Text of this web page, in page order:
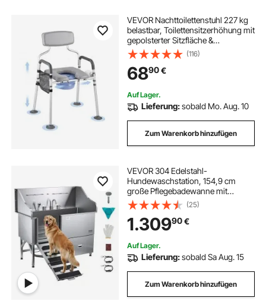
VEVOR Nachttoilettenstuhl 227 kg
belastbar, Toilettensitzerhöhung mit
gepolsterter Sitzfläche &
Rückenlehne, abnehmbarer 5 L
Eimer, Toilettenstuhl (Höhe und
Breite einstellbar) für Erwachsene
(116)
6890€
Auf Lager.
Lieferung:sobald Mo. Aug. 10
Zum Warenkorb hinzufügen
VEVOR 304 Edelstahl-
Hundewaschstation, 154,9 cm
große Pflegebadewanne mit
rutschfester, flacher Rampe,
Schublade, Warm- und
Kaltwasserhahn, All-in-One-
Badewanne für Pflegesalons, für
alle Größen geeignet (linke Tür)
(25)
1.30990€
Auf Lager.
Lieferung:sobald Sa Aug. 15
Zum Warenkorb hinzufügen